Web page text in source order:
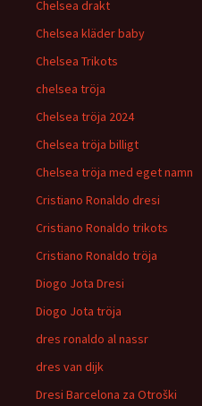
Chelsea drakt
Chelsea kläder baby
Chelsea Trikots
chelsea tröja
Chelsea tröja 2024
Chelsea tröja billigt
Chelsea tröja med eget namn
Cristiano Ronaldo dresi
Cristiano Ronaldo trikots
Cristiano Ronaldo tröja
Diogo Jota Dresi
Diogo Jota tröja
dres ronaldo al nassr
dres van dijk
Dresi Barcelona za Otroški